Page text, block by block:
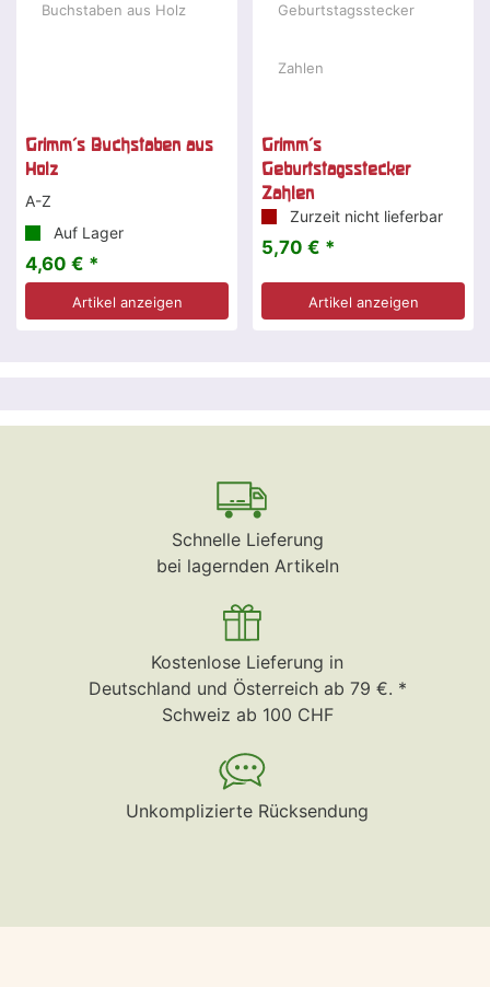
Grimm's Buchstaben aus
Holz
A-Z
Auf Lager
4,60 € *
Artikel anzeigen
Grimm's
Geburtstagsstecker
Zahlen
Zurzeit nicht lieferbar
5,70 € *
Artikel anzeigen
Schnelle Lieferung
bei lagernden Artikeln
Kostenlose Lieferung in
Deutschland und Österreich ab 79 €. *
Schweiz ab 100 CHF
Unkomplizierte Rücksendung